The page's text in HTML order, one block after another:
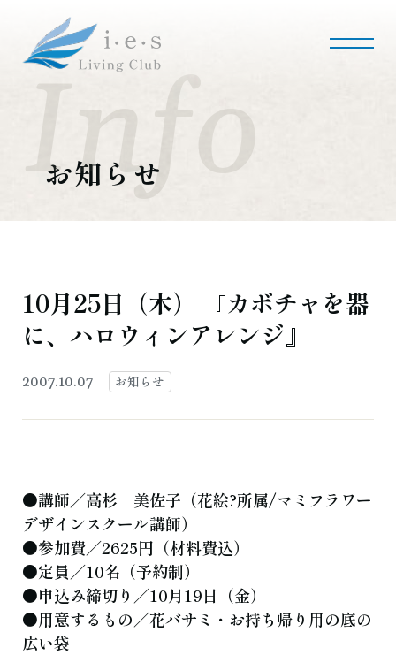
お知らせ
10月25日（木） 『カボチャを器
に、ハロウィンアレンジ』
2007.10.07 お知らせ
●講師／高杉 美佐子（花絵?所属/マミフラワー
デザインスクール講師）
●参加費／2625円（材料費込）
●定員／10名（予約制）
●申込み締切り／10月19日（金）
●用意するもの／花バサミ・お持ち帰り用の底の
広い袋
i・e・sリビング倶楽部について
事業内容
会社概要
施工事例・実績
マンションリノベーション
採用情報
よくある質問 お知らせ ブログ